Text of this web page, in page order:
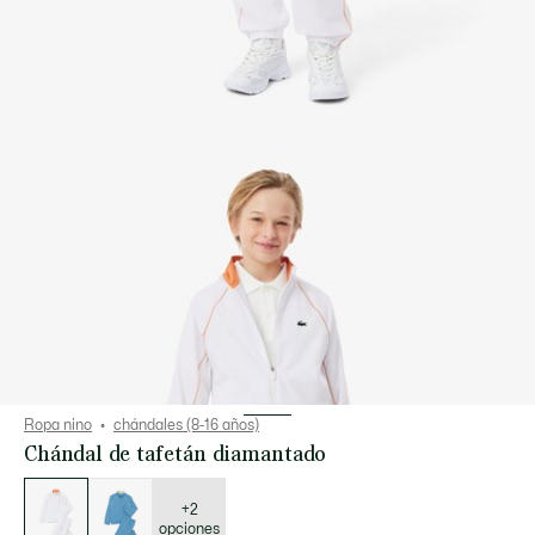
Ropa nino chándales (8-16 años)
Chándal de tafetán diamantado
+2
opciones